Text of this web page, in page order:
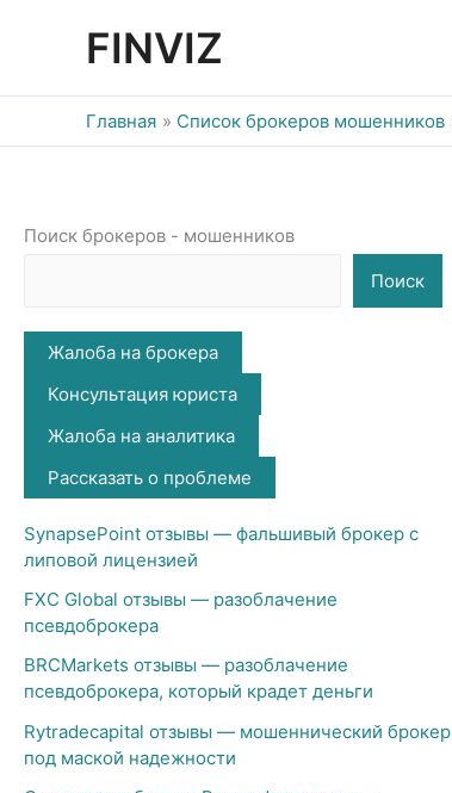
FINVIZ
Главная Список брокеров мошенников
Поиск брокеров - мошенников
Поиск
Жалоба на брокера
Консультация юриста
Жалоба на аналитика
Рассказать о проблеме
SynapsePoint отзывы — фальшивый брокер с
липовой лицензией
FXC Global отзывы — разоблачение
псевдоброкера
BRCMarkets отзывы — разоблачение
псевдоброкера, который крадет деньги
Rytradecapital отзывы — мошеннический брокер
под маской надежности